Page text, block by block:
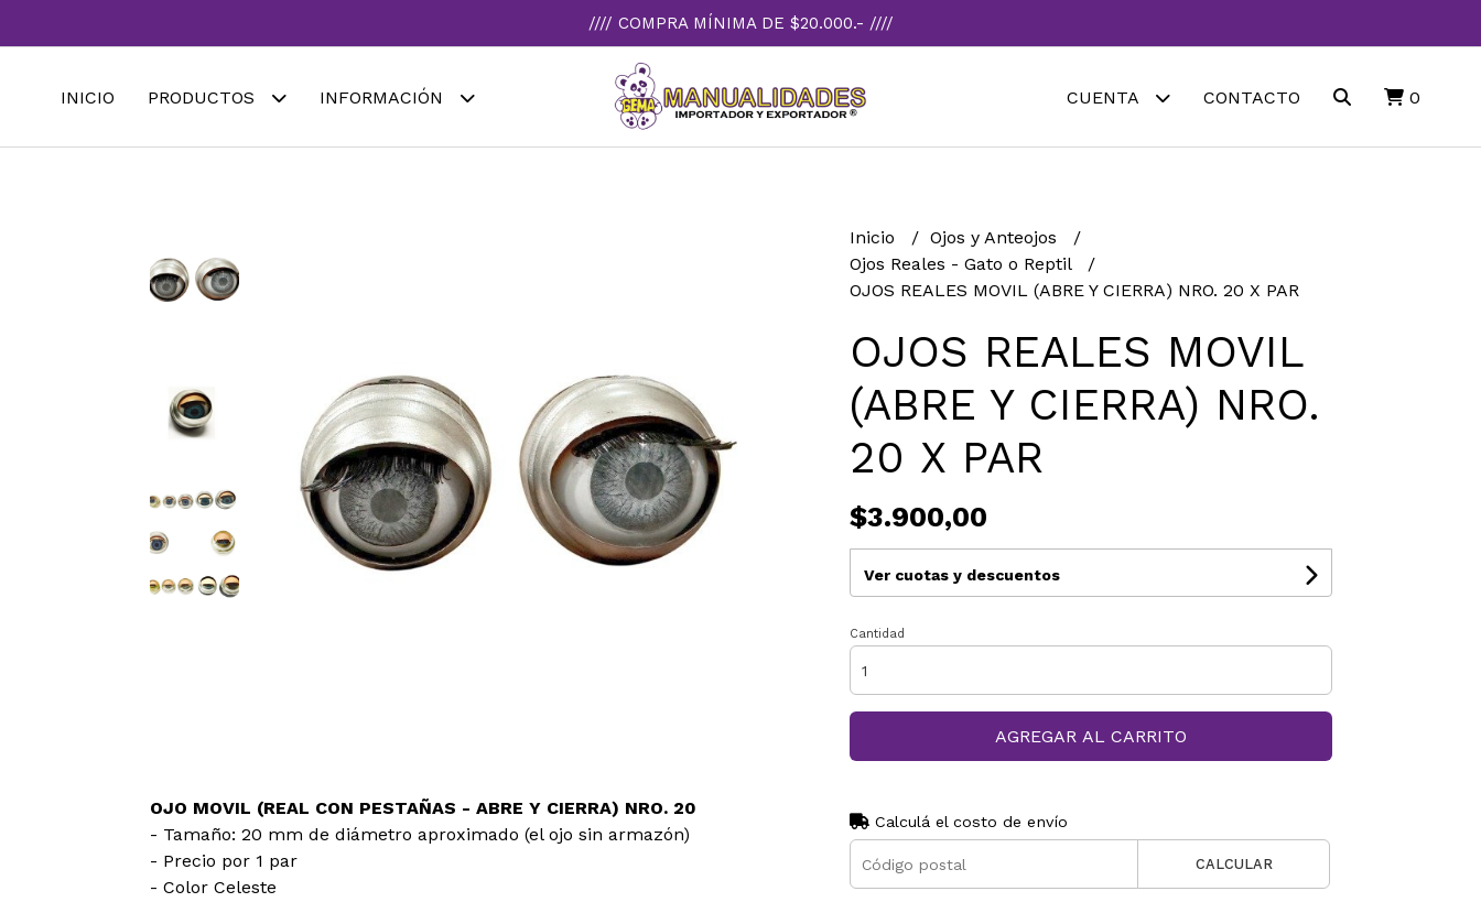
//// COMPRA MÍNIMA DE $20.000.- ////
INICIO PRODUCTOS INFORMACIÓN CUENTA CONTACTO 0
OJO MOVIL (REAL CON PESTAÑAS - ABRE Y CIERRA) NRO. 20
- Tamaño: 20 mm de diámetro aproximado (el ojo sin armazón)
- Precio por 1 par
- Color Celeste
Inicio
Ojos y Anteojos
Ojos Reales - Gato o Reptil
OJOS REALES MOVIL (ABRE Y CIERRA) NRO. 20 X PAR
OJOS REALES MOVIL
(ABRE Y CIERRA) NRO.
20 X PAR
$3.900,00
Ver cuotas y descuentos
Cantidad
AGREGAR AL CARRITO
Calculá el costo de envío
CALCULAR